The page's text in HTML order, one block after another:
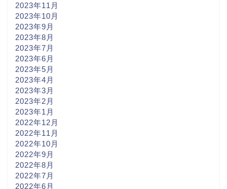
2023年11月
2023年10月
2023年9月
2023年8月
2023年7月
2023年6月
2023年5月
2023年4月
2023年3月
2023年2月
2023年1月
2022年12月
2022年11月
2022年10月
2022年9月
2022年8月
2022年7月
2022年6月